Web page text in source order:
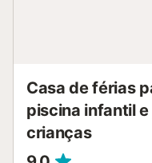
Casa de férias
piscina infantil
crianças